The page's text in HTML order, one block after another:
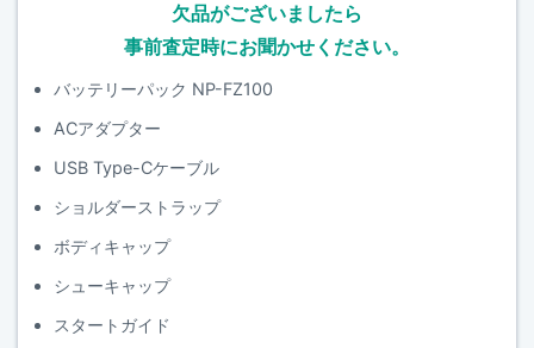
欠品がございましたら
事前査定時にお聞かせください。
バッテリーパック NP-FZ100
ACアダプター
USB Type-Cケーブル
ショルダーストラップ
ボディキャップ
シューキャップ
スタートガイド